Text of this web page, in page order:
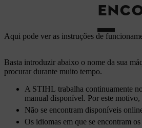
Aqui pode ver as instruções de
Basta introduzir abaixo o nome da sua
procurar durante muito tempo.
A STIHL trabalha continuamente
manual disponível. Por este motivo,
Não se encontram disponíveis
Os idiomas em que se encontram